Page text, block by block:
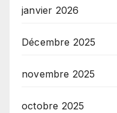
janvier 2026
Décembre 2025
novembre 2025
octobre 2025